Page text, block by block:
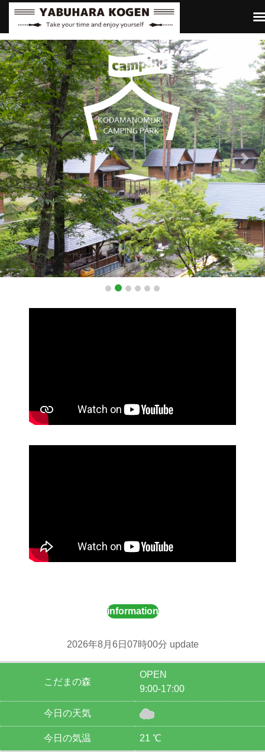
Previous Next
information
2026年8月6日07時00分 update
こだまの森
OPEN
9:00-17:00
今日の天気
今日の気温 21 ℃